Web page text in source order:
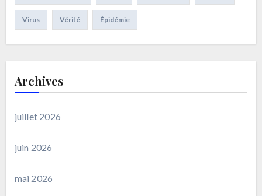
Virus Vérité Épidémie
Archives
juillet 2026
juin 2026
mai 2026